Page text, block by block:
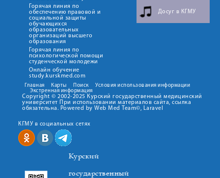
Горячая линия по
обеспечению правовой и
социальной защиты
обучающихся
образовательных
организаций высшего
образования
Горячая линия по
психологической помощи
студенческой молодежи
Онлайн обучение
study.kurskmed.com
Досуг в КГМУ
Главная Карты Поиск
Условия использования информации
Экстренная информация
Copyright © 2002-2025 Курский государственный медицинский
университет При использовании материалов сайта, ссылка
обязательна. Powered by Web Med Team©, Laravel
КГМУ в социальных сетях
Курский
государственный